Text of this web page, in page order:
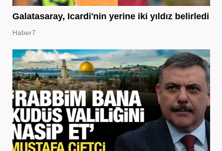
Galatasaray, Icardi'nin yerine iki yıldız belirledi
Haber7